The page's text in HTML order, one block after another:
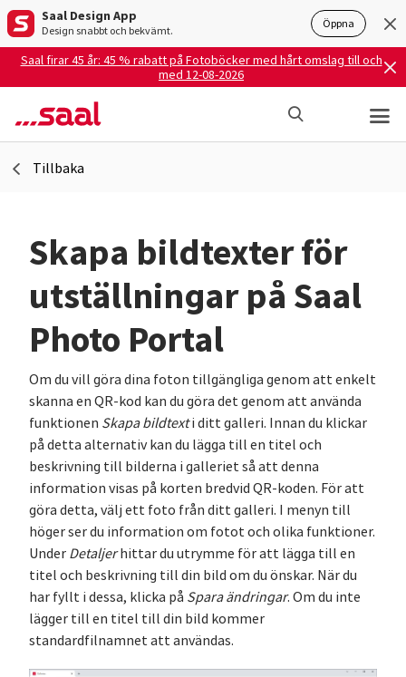
Saal Design App
Design snabbt och bekvämt. Öppna
Saal firar 45 år: 45 % rabatt på Fotoböcker med hårt omslag till och
med 12-08-2026
Tillbaka
Skapa bildtexter för
utställningar på Saal
Photo Portal
Om du vill göra dina foton tillgängliga genom att enkelt
skanna en QR-kod kan du göra det genom att använda
funktionen Skapa bildtexti ditt galleri. Innan du klickar
på detta alternativ kan du lägga till en titel och
beskrivning till bilderna i galleriet så att denna
information visas på korten bredvid QR-koden. För att
göra detta, välj ett foto från ditt galleri. I menyn till
höger ser du information om fotot och olika funktioner.
Under Detaljerhittar du utrymme för att lägga till en
titel och beskrivning till din bild om du önskar. När du
har fyllt i dessa, klicka på Spara ändringar. Om du inte
lägger till en titel till din bild kommer
standardfilnamnet att användas.